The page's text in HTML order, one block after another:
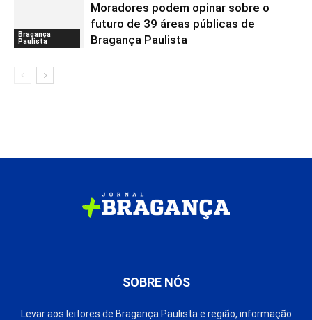
Bragança
Paulista
Moradores podem opinar sobre o
futuro de 39 áreas públicas de
Bragança Paulista
SOBRE NÓS
Levar aos leitores de Bragança Paulista e região, informação